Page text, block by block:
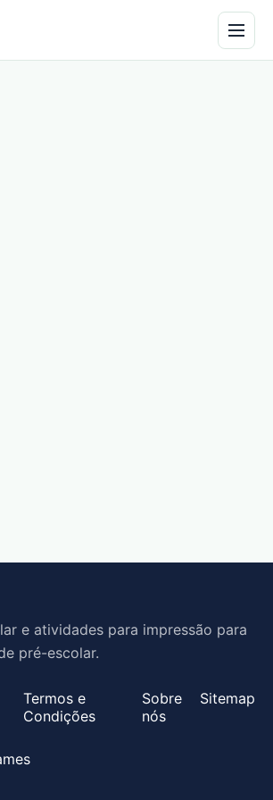
e atividades para impressão para
pré-escolar.
Termos e
Condições
Sobre
nós
Sitemap